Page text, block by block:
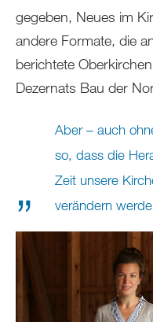
gegeben, Neues im
andere Formate, die
berichtete
Dezernats Bau der
Aber – auch
so, dass die
Zeit unsere
verändern